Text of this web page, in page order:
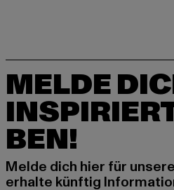
MELDE
BEN!
Melde dich hier für
erhalte künftig